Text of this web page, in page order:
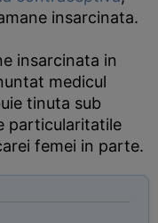
insarcinata.
insarcinata in
medicul
tinuta sub
particularitatile
femei in parte.